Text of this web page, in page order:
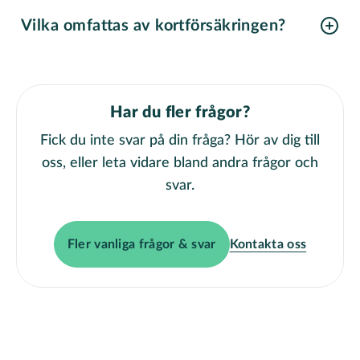
Vilka omfattas av kortförsäkringen?
Har du fler frågor?
Fick du inte svar på din fråga? Hör av dig till
oss, eller leta vidare bland andra frågor och
svar.
Fler vanliga frågor & svar Kontakta oss